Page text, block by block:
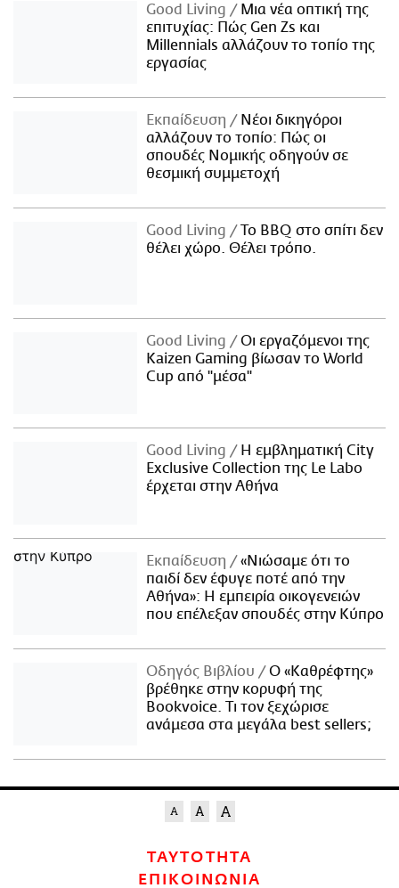
Good Living
Μια νέα οπτική της
επιτυχίας: Πώς Gen Zs και
Millennials αλλάζουν το τοπίο της
εργασίας
Εκπαίδευση
Νέοι δικηγόροι
αλλάζουν το τοπίο: Πώς οι
σπουδές Νομικής οδηγούν σε
θεσμική συμμετοχή
Good Living
Το BBQ στο σπίτι δεν
θέλει χώρο. Θέλει τρόπο.
Good Living
Οι εργαζόμενοι της
Kaizen Gaming βίωσαν το World
Cup από "μέσα"
Good Living
Η εμβληματική City
Exclusive Collection της Le Labo
έρχεται στην Αθήνα
Εκπαίδευση
«Νιώσαμε ότι το
παιδί δεν έφυγε ποτέ από την
Αθήνα»: Η εμπειρία οικογενειών
που επέλεξαν σπουδές στην Κύπρο
Οδηγός Βιβλίου
Ο «Καθρέφτης»
βρέθηκε στην κορυφή της
Bookvoice. Τι τον ξεχώρισε
ανάμεσα στα μεγάλα best sellers;
ΤΑΥΤΟΤΗΤΑ
ΕΠΙΚΟΙΝΩΝΙΑ